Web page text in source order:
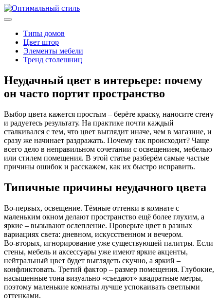
Типы домов
Цвет штор
Элементы мебели
Тренд столешниц
Неудачный цвет в интерьере: почему
он часто портит пространство
Выбор цвета кажется простым – берёте краску, наносите стену
и радуетесь результату. На практике почти каждый
сталкивался с тем, что цвет выглядит иначе, чем в магазине, и
сразу же начинает раздражать. Почему так происходит? Чаще
всего дело в неправильном сочетании с освещением, мебелью
или стилем помещения. В этой статье разберём самые частые
причины ошибок и расскажем, как их быстро исправить.
Типичные причины неудачного цвета
Во-первых, освещение. Тёмные оттенки в комнате с
маленьким окном делают пространство ещё более глухим, а
яркие – вызывают ослепление. Проверьте цвет в разных
вариациях света: дневном, искусственном и вечером.
Во‑вторых, игнорирование уже существующей палитры. Если
стены, мебель и аксессуары уже имеют яркие акценты,
нейтральный цвет будет выглядеть скучно, а яркий –
конфликтовать. Третий фактор – размер помещения. Глубокие,
насыщенные тона визуально «съедают» квадратные метры,
поэтому маленькие комнаты лучше успокаивать светлыми
оттенками.